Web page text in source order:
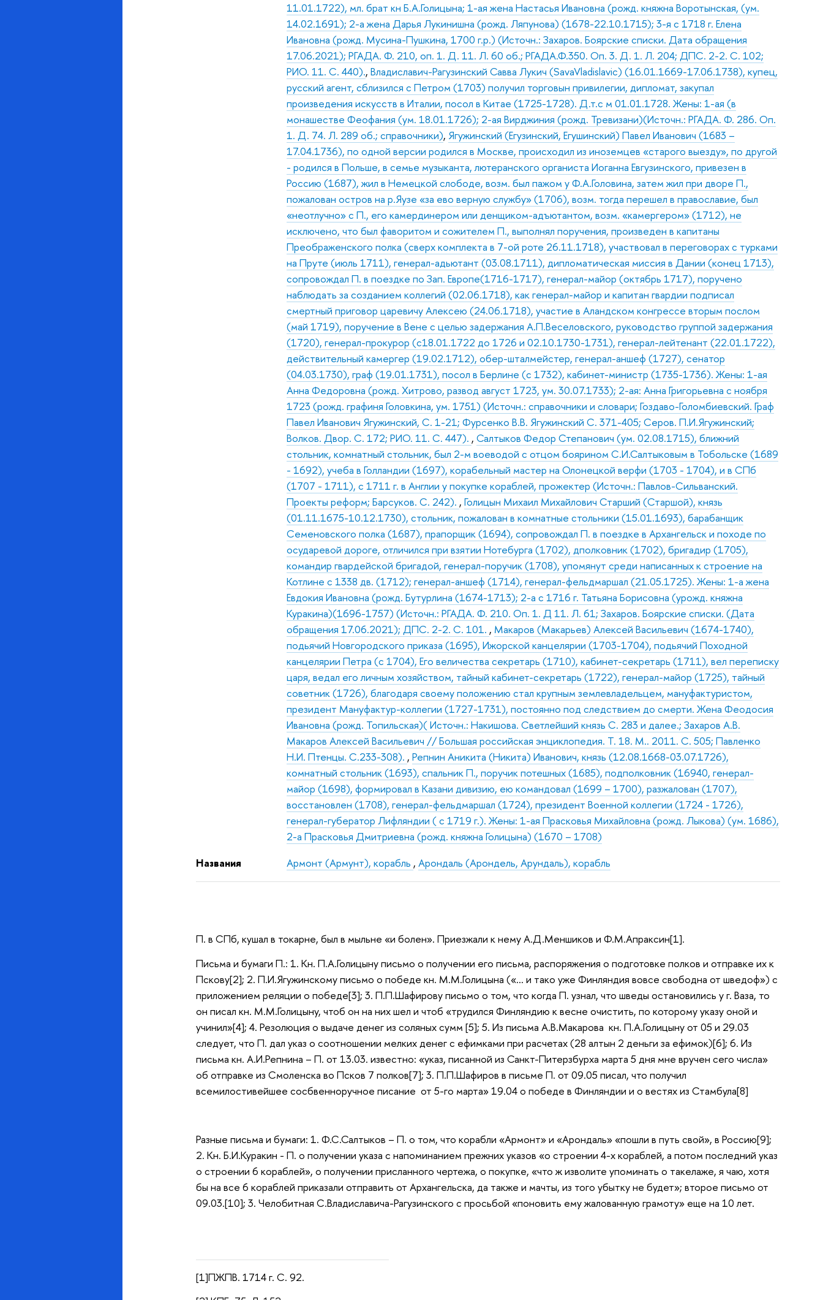
11.01.1722), мл. брат кн Б.А.Голицына; 1-ая жена Настасья Ивановна (рожд. княжна Воротынская, (ум.
14.02.1691); 2-а жена Дарья Лукинишна (рожд. Ляпунова) (1678-22.10.1715); 3-я с 1718 г. Елена
Ивановна (рожд. Мусина-Пушкина, 1700 г.р.) (Источн.: Захаров. Боярские списки. Дата обращения
17.06.2021); РГАДА. Ф. 210, оп. 1. Д. 11. Л. 60 об.; РГАДА.Ф.350. Оп. 3. Д. 1. Л. 204; ДПС. 2-2. С. 102;
РИО. 11. С. 440).,Владиславич-Рагузинский Савва Лукич (SavaVladislavic) (16.01.1669-17.06.1738), купец,
русский агент, сблизился с Петром (1703) получил торговын привилегии, дипломат, закупал
произведения искусств в Италии, посол в Китае (1725-1728). Д.т.с м 01.01.1728. Жены: 1-ая (в
монашестве Феофания (ум. 18.01.1726); 2-ая Вирджиния (рожд. Тревизани)(Источн.: РГАДА. Ф. 286. Оп.
1. Д. 74. Л. 289 об.; справочники), Ягужинский (Егузинский, Егушинский) Павел Иванович (1683 –
17.04.1736), по одной версии родился в Москве, происходил из иноземцев «старого выезду», по другой
- родился в Польше, в семье музыканта, лютеранского органиста Иоганна Евгузинского, привезен в
Россию (1687), жил в Немецкой слободе, возм. был пажом у Ф.А.Головина, затем жил при дворе П.,
пожалован остров на р.Яузе «за ево верную службу» (1706), возм. тогда перешел в православие, был
«неотлучно» с П., его камердинером или денщиком-адъютантом, возм. «камергером» (1712), не
исключено, что был фаворитом и сожителем П., выполнял поручения, произведен в капитаны
Преображенского полка (сверх комплекта в 7-ой роте 26.11.1718), участвовал в переговорах с турками
на Пруте (июль 1711), генерал-адьютант (03.08.1711), дипломатическая миссия в Дании (конец 1713),
сопровождал П. в поездке по Зап. Европе(1716-1717), генерал-майор (октябрь 1717), поручено
наблюдать за созданием коллегий (02.06.1718), как генерал-майор и капитан гвардии подписал
смертный приговор царевичу Алексею (24.06.1718), участие в Аландском конгрессе вторым послом
(май 1719), поручение в Вене с целью задержания А.П.Веселовского, руководство группой задержания
(1720), генерал-прокурор (с18.01.1722 до 1726 и 02.10.1730-1731), генерал-лейтенант (22.01.1722),
действительный камергер (19.02.1712), обер-шталмейстер, генерал-аншеф (1727), сенатор
(04.03.1730), граф (19.01.1731), посол в Берлине (с 1732), кабинет-министр (1735-1736). Жены: 1-ая
Анна Федоровна (рожд. Хитрово, развод август 1723, ум. 30.07.1733); 2-ая: Анна Григорьевна с ноября
1723 (рожд. графиня Головкина, ум. 1751) (Источн.: справочники и словари; Гоздаво-Голомбиевский. Граф
Павел Иванович Ягужинский, С. 1-21; Фурсенко В.В. Ягужинский С. 371-405; Серов. П.И.Ягужинский;
Волков. Двор. С. 172; РИО. 11. С. 447). ,Салтыков Федор Степанович (ум. 02.08.1715), ближний
стольник, комнатный стольник, был 2-м воеводой с отцом боярином С.И.Салтыковым в Тобольске (1689
- 1692), учеба в Голландии (1697), корабельный мастер на Олонецкой верфи (1703 - 1704), и в СПб
(1707 - 1711), с 1711 г. в Англии у покупке кораблей, прожектер (Источн.: Павлов-Сильванский.
Проекты реформ; Барсуков. С. 242). ,Голицын Михаил Михайлович Старший (Старшой), князь
(01.11.1675-10.12.1730), стольник, пожалован в комнатные стольники (15.01.1693), барабанщик
Семеновского полка (1687), прапорщик (1694), сопровождал П. в поездке в Архангельск и походе по
осударевой дороге, отличился при взятии Нотебурга (1702), дполковник (1702), бригадир (1705),
командир гвардейской бригадой, генерал-поручик (1708), упомянут среди написанных к строение на
Котлине с 1338 дв. (1712); генерал-аншеф (1714), генерал-фельдмаршал (21.05.1725). Жены: 1-а жена
Евдокия Ивановна (рожд. Бутурлина (1674-1713); 2-а с 1716 г. Татьяна Борисовна (урожд. княжна
Куракина)(1696-1757) (Источн.: РГАДА. Ф. 210. Оп. 1. Д 11. Л. 61; Захаров. Боярские списки. (Дата
обращения 17.06.2021); ДПС. 2-2. С. 101. , Макаров (Макарьев) Алексей Васильевич (1674-1740),
подьячий Новгородского приказа (1695), Ижорской канцелярии (1703-1704), подьячий Походной
канцелярии Петра (с 1704), Его величества секретарь (1710), кабинет-секретарь (1711), вел переписку
царя, ведал его личным хозяйством, тайный кабинет-секретарь (1722), генерал-майор (1725), тайный
советник (1726), благодаря своему положению стал крупным землевладельцем, мануфактуристом,
президент Мануфактур-коллегии (1727-1731), постоянно под следствием до смерти. Жена Феодосия
Ивановна (рожд. Топильская)( Источн.: Накишова. Светлейший князь С. 283 и далее.; Захаров А.В.
Макаров Алексей Васильевич // Большая российская энциклопедия. Т. 18. М.. 2011. С. 505; Павленко
Н.И. Птенцы. С.233-308). ,Репнин Аникита (Никита) Иванович, князь (12.08.1668-03.07.1726),
комнатный стольник (1693), спальник П., поручик потешных (1685), подполковник (16940, генерал-
майор (1698), формировал в Казани дивизию, ею командовал (1699 – 1700), разжалован (1707),
восстановлен (1708), генерал-фельдмаршал (1724), президент Военной коллегии (1724 - 1726),
генерал-губератор Лифляндии ( с 1719 г.). Жены: 1-ая Прасковья Михайловна (рожд. Лыкова) (ум. 1686),
2-а Прасковья Дмитриевна (рожд. княжна Голицына) (1670 – 1708)
Названия
Армонт (Армунт), корабль ,Арондаль (Арондель, Арундаль), корабль
П. в СПб, кушал в токарне, был в мыльне «и болен». Приезжали к нему А.Д.Меншиков и Ф.М.Апраксин[1].
Письма и бумаги П.: 1. Кн. П.А.Голицыну письмо о получении его письма, распоряжения о подготовке полков и отправке их к
Пскову[2]; 2. П.И.Ягужинскому письмо о победе кн. М.М.Голицына («… и тако уже Финляндия вовсе свободна от шведоф») с
приложением реляции о победе[3]; 3. П.П.Шафирову письмо о том, что когда П. узнал, что шведы остановились у г. Ваза, то
он писал кн. М.М.Голицыну, чтоб он на них шел и чтоб «трудился Финляндию к весне очистить, по которому указу оной и
учинил»[4]; 4. Резолюция о выдаче денег из соляных сумм [5]; 5. Из письма А.В.Макарова кн. П.А.Голицыну от 05 и 29.03
следует, что П. дал указ о соотношении мелких денег с ефимками при расчетах (28 алтын 2 деньги за ефимок)[6]; 6. Из
письма кн. А.И.Репнина – П. от 13.03. известно: «указ, писанной из Санкт-Питерзбурха марта 5 дня мне вручен сего числа»
об отправке из Смоленска во Псков 7 полков[7]; 3. П.П.Шафиров в письме П. от 09.05 писал, что получил
всемилостивейшее сосбвенноручное писание от 5-го марта» 19.04 о победе в Финляндии и о вестях из Стамбула[8]
Разные письма и бумаги: 1. Ф.С.Салтыков – П. о том, что корабли «Армонт» и «Арондаль» «пошли в путь свой», в Россию[9];
2. Кн. Б.И.Куракин - П. о получении указа с напоминанием прежних указов «о строении 4-х кораблей, а потом последний указ
о строении 6 кораблей», о получении присланного чертежа, о покупке, «что ж изволите упоминать о такелаже, я чаю, хотя
бы на все 6 кораблей приказали отправить от Архангельска, да также и мачты, из того убытку не будет»; второе письмо от
09.03.[10]; 3. Челобитная С.Владиславича-Рагузинского с просьбой «поновить ему жалованную грамоту» еще на 10 лет.
[1]ПЖПВ. 1714 г. С. 92.